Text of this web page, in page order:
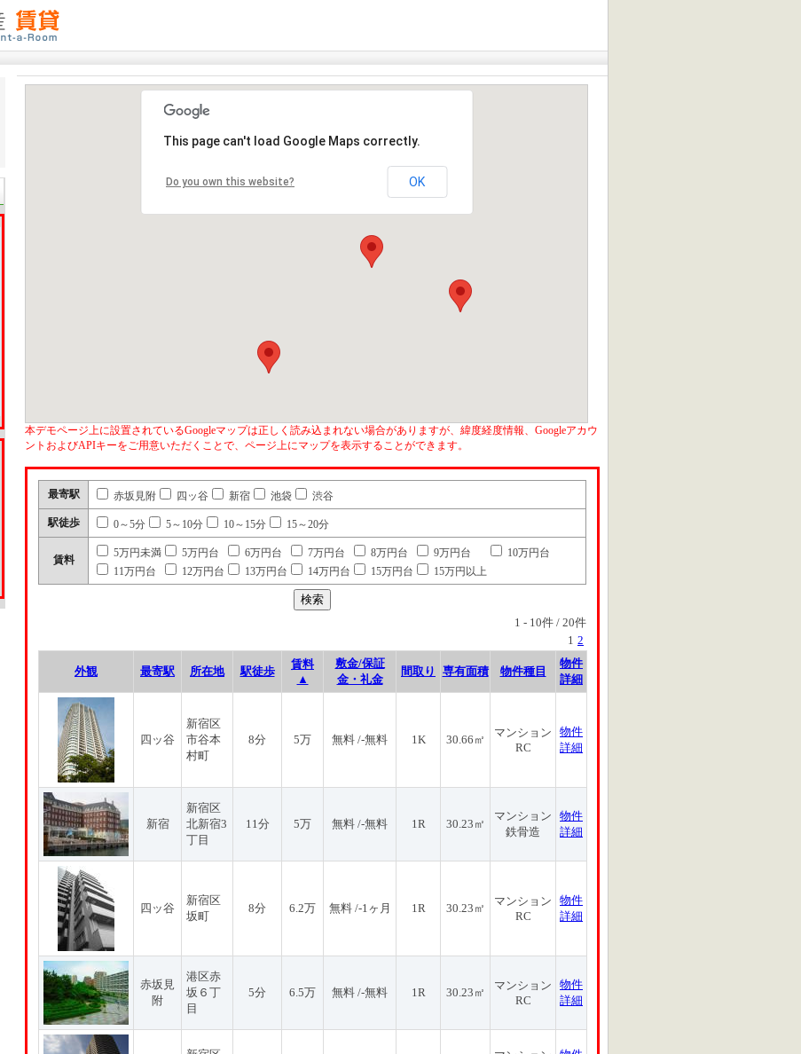
This page can't load Google Maps correctly.
Do you own this website? OK
本デモページ上に設置されているGoogleマップは正しく読み込まれない場合がありますが、緯度経度情報、Googleアカウ
ントおよびAPIキーをご用意いただくことで、ページ上にマップを表示することができます。
最寄駅 赤坂見附 四ッ谷 新宿 池袋 渋谷
駅徒歩 0～5分 5～10分 10～15分 15～20分
賃料
5万円未満 5万円台 6万円台 7万円台 8万円台 9万円台
10万円台
11万円台
12万円台 13万円台 14万円台 15万円台 15万円以上
1 - 10件 / 20件
1 2
外観 最寄駅 所在地 駅徒歩
賃料
▲
敷金/保証
金・礼金
間取り 専有面積 物件種目
物件
詳細
四ッ谷
新宿区
市谷本
村町
8分 5万 無料 /-無料 1K 30.66㎡
マンション
RC
物件
詳細
新宿
新宿区
北新宿3
丁目
11分 5万 無料 /-無料 1R 30.23㎡
マンション
鉄骨造
物件
詳細
四ッ谷
新宿区
坂町
8分 6.2万 無料 /-1ヶ月 1R 30.23㎡
マンション
RC
物件
詳細
赤坂見
附
港区赤
坂６丁
目
5分 6.5万 無料 /-無料 1R 30.23㎡
マンション
RC
物件
詳細